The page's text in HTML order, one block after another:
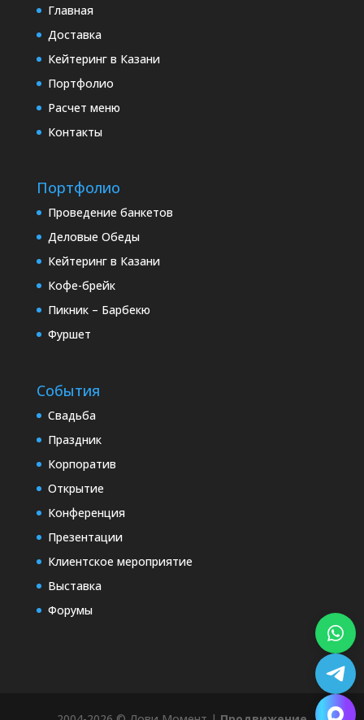
Главная
Доставка
Кейтеринг в Казани
Портфолио
Расчет меню
Контакты
Портфолио
Проведение банкетов
Деловые Обеды
Кейтеринг в Казани
Кофе-брейк
Пикник – Барбекю
Фуршет
События
Свадьба
Праздник
Корпоратив
Открытие
Конференция
Презентации
Клиентское мероприятие
Выставка
Форумы